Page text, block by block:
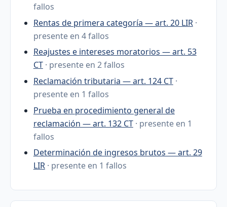
fallos
Rentas de primera categoría — art. 20 LIR ·
presente en 4 fallos
Reajustes e intereses moratorios — art. 53
CT · presente en 2 fallos
Reclamación tributaria — art. 124 CT ·
presente en 1 fallos
Prueba en procedimiento general de
reclamación — art. 132 CT · presente en 1
fallos
Determinación de ingresos brutos — art. 29
LIR · presente en 1 fallos